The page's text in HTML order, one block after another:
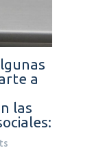
a
las